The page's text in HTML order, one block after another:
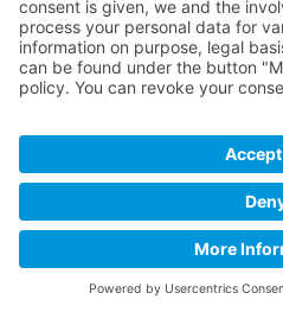
Jobs
Alle Jobs
Contact
Impressum